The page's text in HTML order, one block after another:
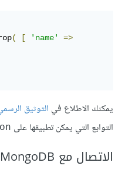
( [ 'name'
=>
يمكنك الاطلاع في التوثيق
التوابع التي يمكن تطبيقها على
الاتصال مع MongoDB وإجراء العمليات